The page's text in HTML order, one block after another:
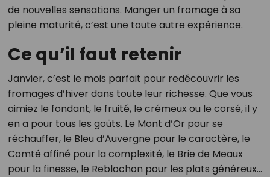
de nouvelles sensations. Manger un fromage à sa
pleine maturité, c’est une toute autre expérience.
Ce qu’il faut retenir
Janvier, c’est le mois parfait pour redécouvrir les
fromages d’hiver dans toute leur richesse. Que vous
aimiez le fondant, le fruité, le crémeux ou le corsé, il y
en a pour tous les goûts. Le Mont d’Or pour se
réchauffer, le Bleu d’Auvergne pour le caractère, le
Comté affiné pour la complexité, le Brie de Meaux
pour la finesse, le Reblochon pour les plats généreux…